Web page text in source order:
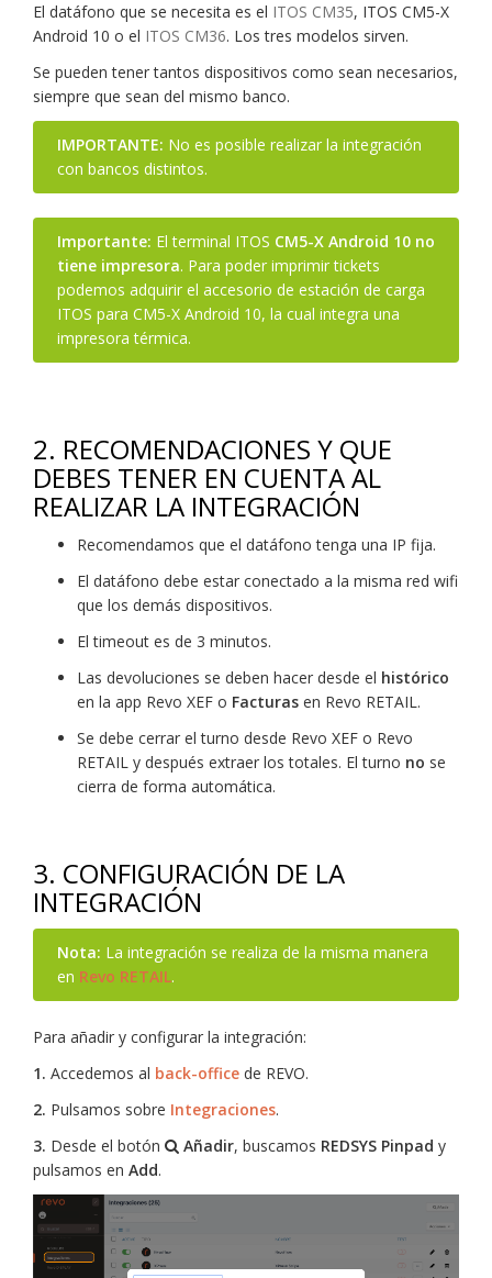
El datáfono que se necesita es el ITOS CM35, ITOS CM5-X
Android 10 o el ITOS CM36. Los tres modelos sirven.
Se pueden tener tantos dispositivos como sean necesarios,
siempre que sean del mismo banco.
IMPORTANTE: No es posible realizar la integración
con bancos distintos.
Importante: El terminal ITOS CM5-X Android 10 no
tiene impresora. Para poder imprimir tickets
podemos adquirir el accesorio de estación de carga
ITOS para CM5-X Android 10, la cual integra una
impresora térmica.
2. RECOMENDACIONES Y QUE
DEBES TENER EN CUENTA AL
REALIZAR LA INTEGRACIÓN
Recomendamos que el datáfono tenga una IP fija.
El datáfono debe estar conectado a la misma red wifi
que los demás dispositivos.
El timeout es de 3 minutos.
Las devoluciones se deben hacer desde el histórico
en la app Revo XEF o Facturas en Revo RETAIL.
Se debe cerrar el turno desde Revo XEF o Revo
RETAIL y después extraer los totales. El turno no se
cierra de forma automática.
3. CONFIGURACIÓN DE LA
INTEGRACIÓN
Nota: La integración se realiza de la misma manera
en Revo RETAIL.
Para añadir y configurar la integración:
1. Accedemos al back-office de REVO.
2. Pulsamos sobre Integraciones.
3. Desde el botón Añadir, buscamos REDSYS Pinpad y
pulsamos en Add.